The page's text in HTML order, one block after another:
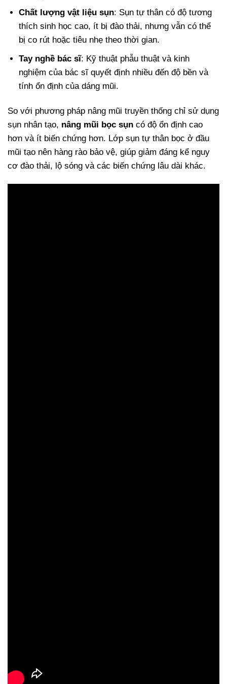
Chất lượng vật liệu sụn: Sụn tự thân có độ tương
thích sinh học cao, ít bị đào thải, nhưng vẫn có thể
bị co rút hoặc tiêu nhẹ theo thời gian.
Tay nghề bác sĩ: Kỹ thuật phẫu thuật và kinh
nghiệm của bác sĩ quyết định nhiều đến độ bền và
tính ổn định của dáng mũi.
So với phương pháp nâng mũi truyền thống chỉ sử dụng
sụn nhân tạo, nâng mũi bọc sụn có độ ổn định cao
hơn và ít biến chứng hơn. Lớp sụn tự thân bọc ở đầu
mũi tạo nên hàng rào bảo vệ, giúp giảm đáng kể nguy
cơ đào thải, lộ sóng và các biến chứng lâu dài khác.